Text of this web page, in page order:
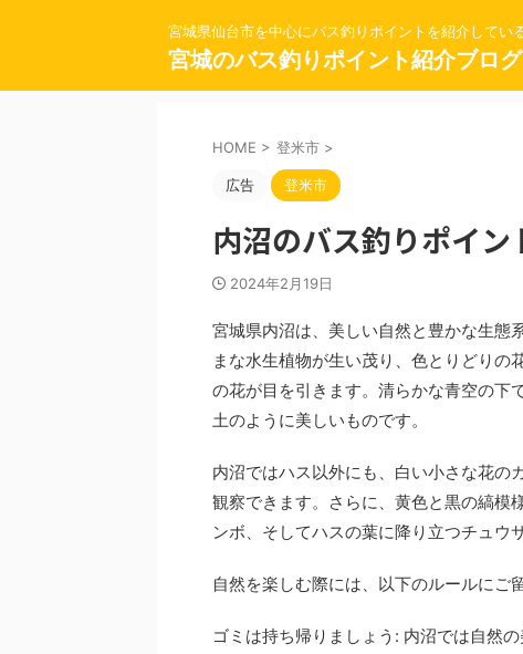
宮城県仙台市を中心にバス釣りポイントを紹介してい
宮城のバス釣りポイント紹介ブログ
HOME > 登米市 >
広告 登米市
内沼のバス釣りポイン
2024年2月19日
宮城県内沼は、美しい自然と豊かな生態
まな水生植物が生い茂り、色とりどりの
の花が目を引きます。清らかな青空の下
土のように美しいものです。
内沼ではハス以外にも、白い小さな花の
観察できます。さらに、黄色と黒の縞模
ンボ、そしてハスの葉に降り立つチュウ
自然を楽しむ際には、以下のルールにご
ゴミは持ち帰りましょう: 内沼では自然